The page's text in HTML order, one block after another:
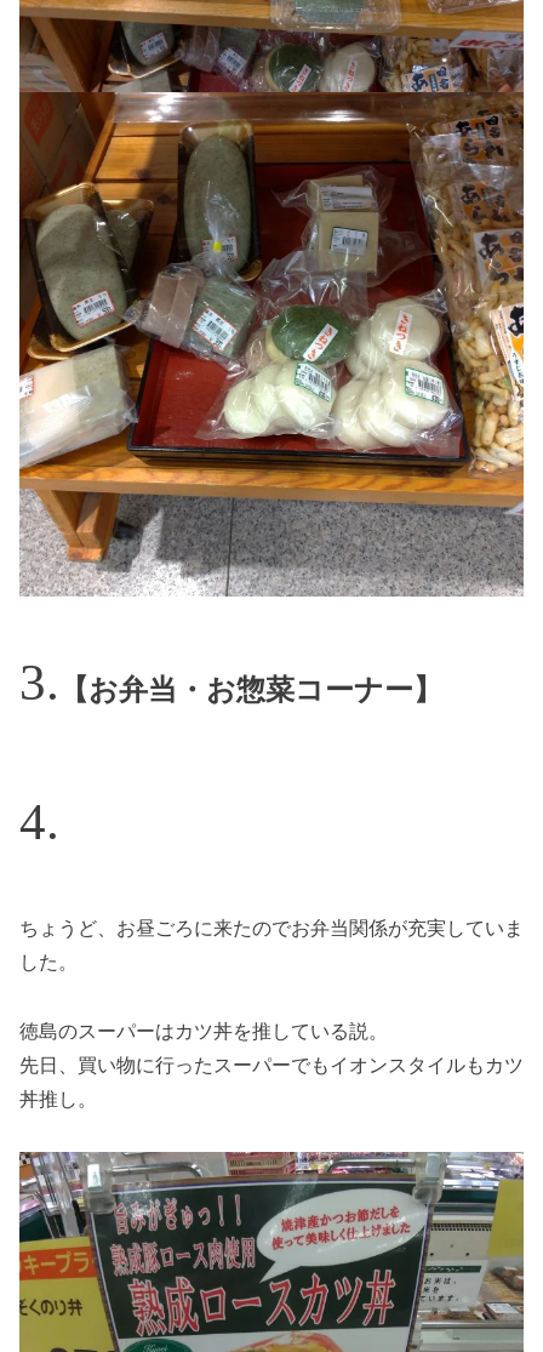
【お弁当・お惣菜コーナー】
ちょうど、お昼ごろに来たのでお弁当関係が充実していま
した。
徳島のスーパーはカツ丼を推している説。
先日、買い物に行ったスーパーでもイオンスタイルもカツ
丼推し。